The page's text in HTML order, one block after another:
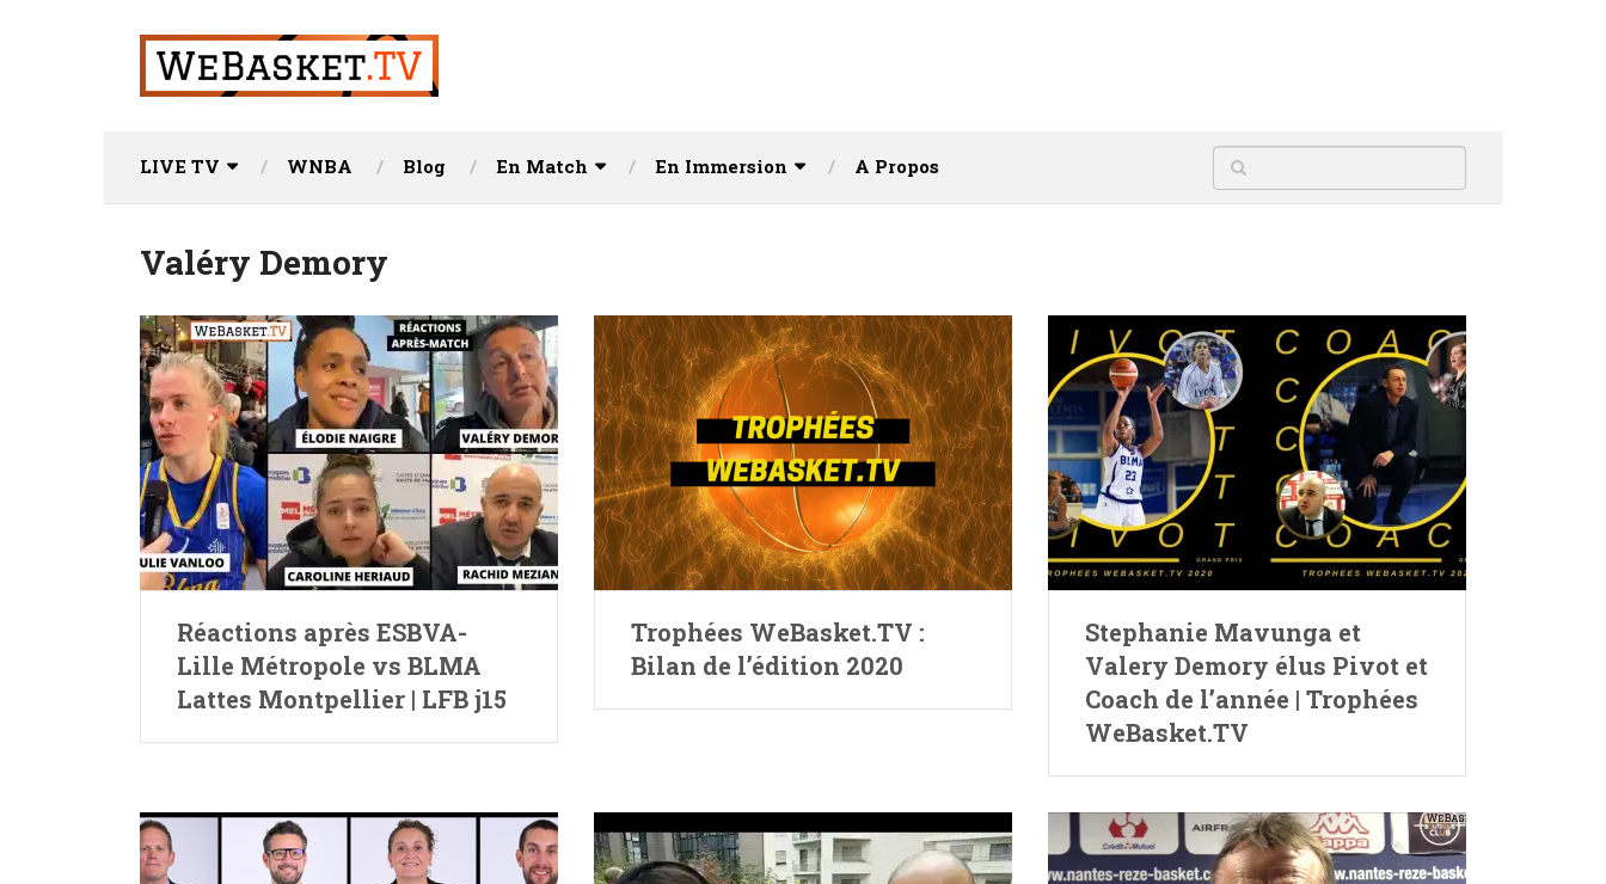
LIVE TV WNBA Blog En Match En Immersion A Propos
Valéry Demory
Réactions après ESBVA-
Lille Métropole vs BLMA
Lattes Montpellier | LFB j15
Trophées WeBasket.TV :
Bilan de l’édition 2020
Stephanie Mavunga et
Valery Demory élus Pivot et
Coach de l’année | Trophées
WeBasket.TV